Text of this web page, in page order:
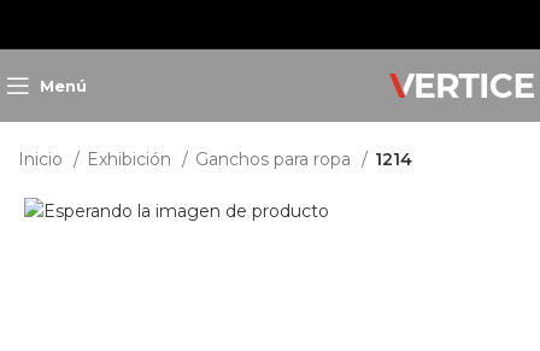
Menú
Inicio Exhibición Ganchos para ropa 1214